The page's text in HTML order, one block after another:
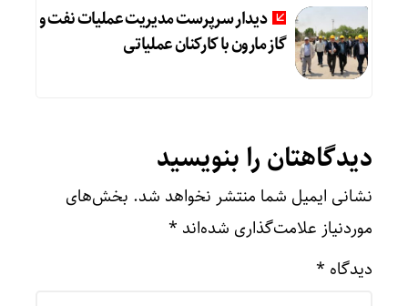
دیدار سرپرست مدیریت عملیات نفت و
گاز مارون با کارکنان عملیاتی
دیدگاهتان را بنویسید
نشانی ایمیل شما منتشر نخواهد شد. بخش‌های
موردنیاز علامت‌گذاری شده‌اند *
دیدگاه *